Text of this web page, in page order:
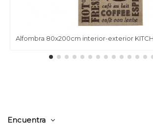
Alfombra 80x200cm interior-exterior
Encuentra